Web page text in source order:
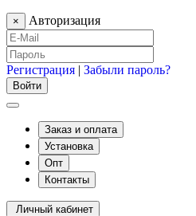
× Авторизация
Регистрация | Забыли пароль?
Заказ и оплата
Установка
Опт
Контакты
Личный кабинет